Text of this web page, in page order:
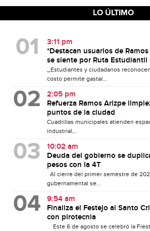
LO ÚLTIMO
3:11 pm
*Destacan usuarios de
se siente por Ruta Estudiantil
_Estudiantes y ciudadanos
costo permite gastar...
2:05 pm
Refuerza Ramos Arizpe
puntos de la ciudad
Cuadrillas municipales atienden
industrial,...
10:02 am
Deuda del gobierno se
pesos con la 4T
Al cierre del primer semestre de
gubernamental se...
9:54 am
Finaliza el Festejo al Santo
con pirotecnia
Este 6 de agosto se celebró la